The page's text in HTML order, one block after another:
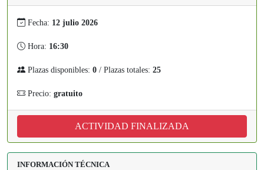
Fecha: 12 julio 2026
Hora: 16:30
Plazas disponibles: 0 / Plazas totales: 25
Precio: gratuito
ACTIVIDAD FINALIZADA
INFORMACIÓN TÉCNICA